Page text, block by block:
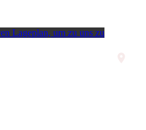
La­ge­plan, um zu uns zu